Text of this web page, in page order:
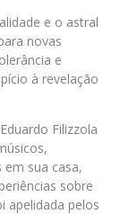
e o astral
novas
e
à revelação
Filizzola
sua casa,
sobre
apelidada pelos